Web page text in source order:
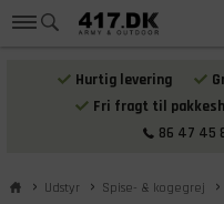
Hurtig levering
Fri fragt til
86 47 45
Udstyr Spise- & kogegrej